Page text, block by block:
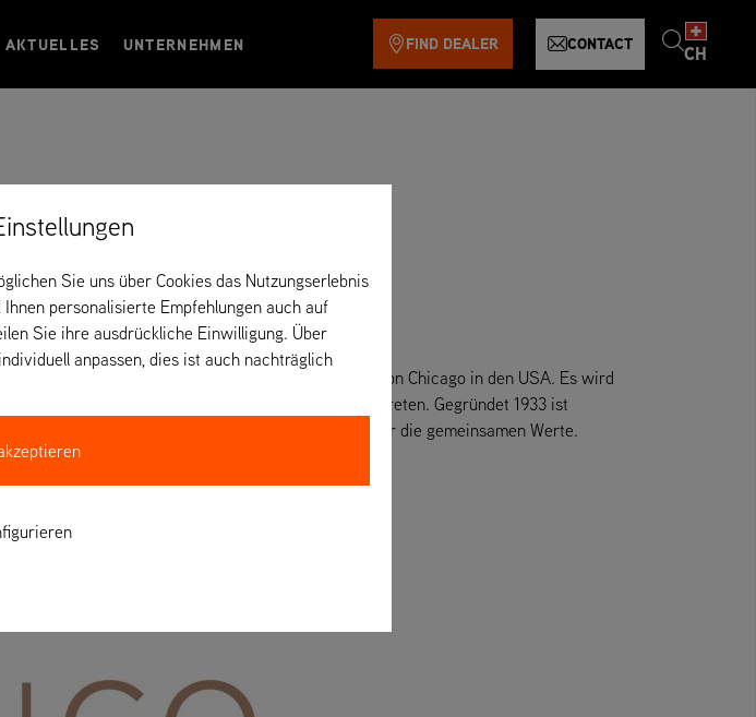
AKTUELLES UNTERNEHMEN FIND DEALER CONTACT CH
in Brillion im Bundesstaat Wisconsin, nördlich von Chicago in den USA. Es wird
bereits ebenfalls aktiv in der Führungsebene vertreten. Gegründet 1933 ist
Marken und Mitarbeiter in erster Linie über die gemeinsamen Werte.
kennen!
und AS-Motor
Sie uns über Cookies das Nutzungserlebnis
personalisierte Empfehlungen auch auf
Sie ihre ausdrückliche Einwilligung. Über
anpassen, dies ist auch nachträglich